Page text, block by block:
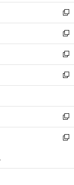
開
く
ウ
で
開
く
ン
ド
ウ
で
開
く
し
い
ウ
ィ
ン
ド
ウ
で
開
新
し
い
ウ
ィ
ン
ド
ウ
開
く
新
し
い
ウ
ィ
ン
ウ
で
開
く
新
し
い
ウ
ン
ド
ウ
で
新
し
ウ
ィ
ン
ド
開
新
し
い
ン
新
ウ